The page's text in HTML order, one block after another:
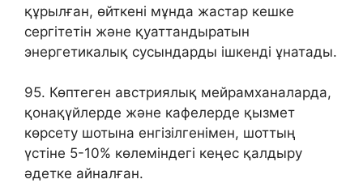
құрылған, өйткені мұнда жастар кешке
сергітетін және қуаттандыратын
энергетикалық сусындарды ішкенді ұнатады.
95. Көптеген австриялық мейрамханаларда,
қонақүйлерде және кафелерде қызмет
көрсету шотына енгізілгенімен, шоттың
үстіне 5-10% көлеміндегі кеңес қалдыру
әдетке айналған.